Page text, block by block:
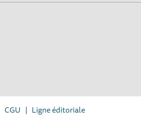
CGU | Ligne éditoriale